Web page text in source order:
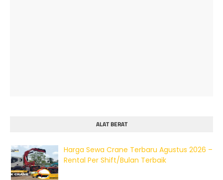
ALAT BERAT
Harga Sewa Crane Terbaru Agustus 2026 –
Rental Per Shift/Bulan Terbaik